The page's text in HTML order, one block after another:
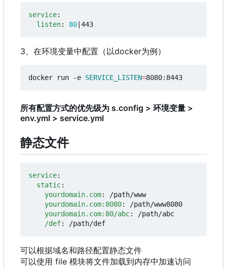
service:
listen: 80 |443
3、在环境变量中配置 （以docker为例）
docker run -e SERVICE_LISTEN=
所有配置方式的优先级为 s.config > 环境变量 >
env.yml > service.yml
静态文件
service:
static:
yourdomain.com:
/path/www
yourdomain.com:8080:
/path/www8080
yourdomain.com:80/abc:
/path/abc
/def: /path/def
可以根据域名和路径配置静态文件
可以使用 file 模块将文件加载到内存中加速访问